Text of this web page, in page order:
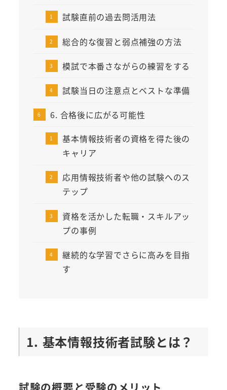
試験直前の過去問活用法
総合的な復習と弱点補強の方法
模試で本番さながらの練習をする
試験当日の注意点とベストな準備
6. 合格後に広がる可能性
基本情報技術者の資格を得た後の
キャリア
応用情報技術者や他の試験へのス
テップ
資格を活かした転職・スキルアッ
プの事例
継続的な学習でさらに高みを目指
す
1. 基本情報技術者試験とは？
試験の概要と受験のメリット